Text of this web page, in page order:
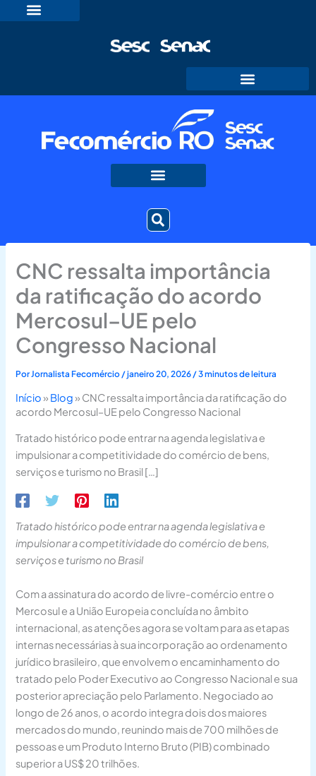
para
CNC ressalta importância
da ratificação do acordo
Mercosul–UE pelo
Congresso Nacional
PorJornalista Fecomércio /janeiro 20, 2026 /3 minutos de leitura
Início» Blog» CNC ressalta importância da ratificação do
acordo Mercosul–UE pelo Congresso Nacional
Tratado histórico pode entrar na agenda legislativa e
impulsionar a competitividade do comércio de bens,
serviços e turismo no Brasil […]
Tratado histórico pode entrar na agenda legislativa e
impulsionar a competitividade do comércio de bens,
serviços e turismo no Brasil
Com a assinatura do acordo de livre-comércio entre o
Mercosul e a União Europeia concluída no âmbito
internacional, as atenções agora se voltam para as etapas
internas necessárias à sua incorporação ao ordenamento
jurídico brasileiro, que envolvem o encaminhamento do
tratado pelo Poder Executivo ao Congresso Nacional e sua
posterior apreciação pelo Parlamento. Negociado ao
longo de 26 anos, o acordo integra dois dos maiores
mercados do mundo, reunindo mais de 700 milhões de
pessoas e um Produto Interno Bruto (PIB) combinado
superior a US$ 20 trilhões.